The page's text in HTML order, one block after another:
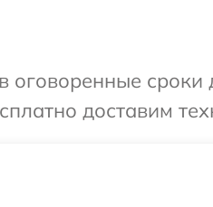
сроки
доставим